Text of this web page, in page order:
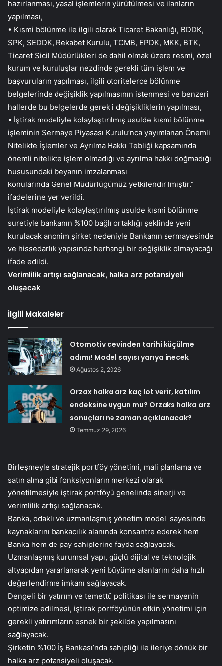
hazırlanması, yasal işlemlerin yürütülmesi ve ilanların
yapılması,
• Kısmi bölünme ile ilgili olarak Ticaret Bakanlığı, BDDK,
SPK, SEDDK, Rekabet Kurulu, TCMB, EPDK, MKK, BTK,
Ticaret Sicil Müdürlükleri de dahil olmak üzere resmi, özel
kurum ve kuruluşlar nezdinde gerekli tüm işlem ve
başvuruların yapılması, ilgili otoritelerce bölünme
belgelerinde değişiklik yapılmasının istenmesi ve benzeri
hallerde bu belgelerde gerekli değişikliklerin yapılması,
• İştirak modeliyle kolaylaştırılmış usulde kısmi bölünme
işleminin Sermaye Piyasası Kurulu’nca yayımlanan Önemli
Nitelikte İşlemler ve Ayrılma Hakkı Tebliği kapsamında
önemli nitelikte işlem olmadığı ve ayrılma hakkı doğmadığı
hususundaki beyanın imzalanması
konularında Genel Müdürlüğümüz yetkilendirilmiştir.”
ifadelerine yer verildi.
İştirak modeliyle kolaylaştırılmış usulde kısmi bölünme
suretiyle bankanın %100 bağlı ortaklığı şeklinde yeni
kurulacak anonim şirket nedeniyle Bankanın sermayesinde
ve hissedarlık yapısında herhangi bir değişiklik olmayacağı
ifade edildi.
Verimlilik artışı sağlanacak, halka arz potansiyeli
oluşacak
İlgili Makaleler
Otomotiv devinden tarihi küçülme
adımı! Model sayısı yarıya inecek
Ağustos 2, 2026
Orzax halka arz kaç lot verir, katılım
endeksine uygun mu? Orzaks halka arz
sonuçları ne zaman açıklanacak?
Temmuz 29, 2026
Birleşmeyle stratejik portföy yönetimi, mali planlama ve
satın alma gibi fonksiyonların merkezi olarak
yönetilmesiyle iştirak portföyü genelinde sinerji ve
verimlilik artışı sağlanacak.
Banka, odaklı ve uzmanlaşmış yönetim modeli sayesinde
kaynaklarını bankacılık alanında konsantre ederek hem
Banka hem de pay sahiplerine fayda sağlayacak.
Uzmanlaşmış kurumsal yapı, güçlü dijital ve teknolojik
altyapıdan yararlanarak yeni büyüme alanlarını daha hızlı
değerlendirme imkanı sağlayacak.
Dengeli bir yatırım ve temettü politikası ile sermayenin
optimize edilmesi, iştirak portföyünün etkin yönetimi için
gerekli yatırımların esnek bir şekilde yapılmasını
sağlayacak.
Şirketin %100 İş Bankası’nda sahipliği ile ileriye dönük bir
halka arz potansiyeli oluşacak.